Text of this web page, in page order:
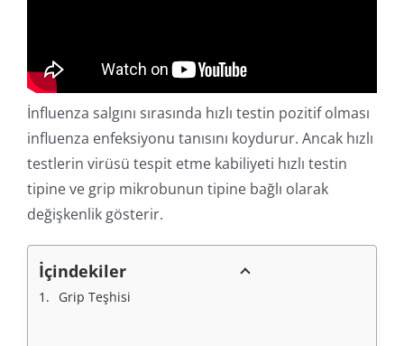
İnfluenza salgını sırasında hızlı testin pozitif olması
influenza enfeksiyonu tanısını koydurur. Ancak hızlı
testlerin virüsü tespit etme kabiliyeti hızlı testin
tipine ve grip mikrobunun tipine bağlı olarak
değişkenlik gösterir.
İçindekiler
Grip Teşhisi